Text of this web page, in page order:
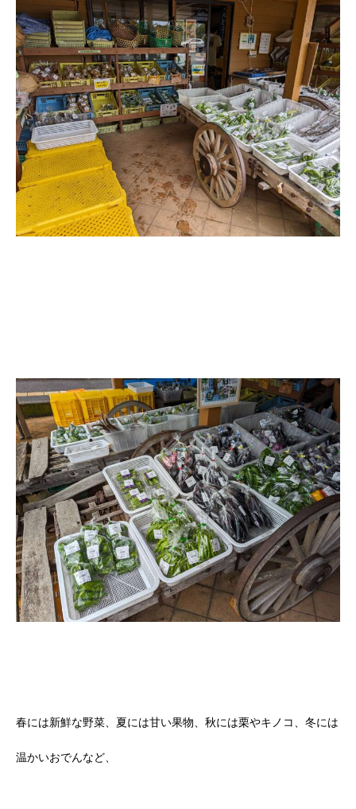
春には新鮮な野菜、夏には甘い果物、秋には栗やキノコ、冬には
温かいおでんなど、